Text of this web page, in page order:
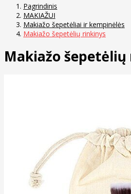
Pagrindinis
MAKIAŽUI
Makiažo šepetėliai ir kempinėlės
Makiažo šepetėlių rinkinys
Makiažo